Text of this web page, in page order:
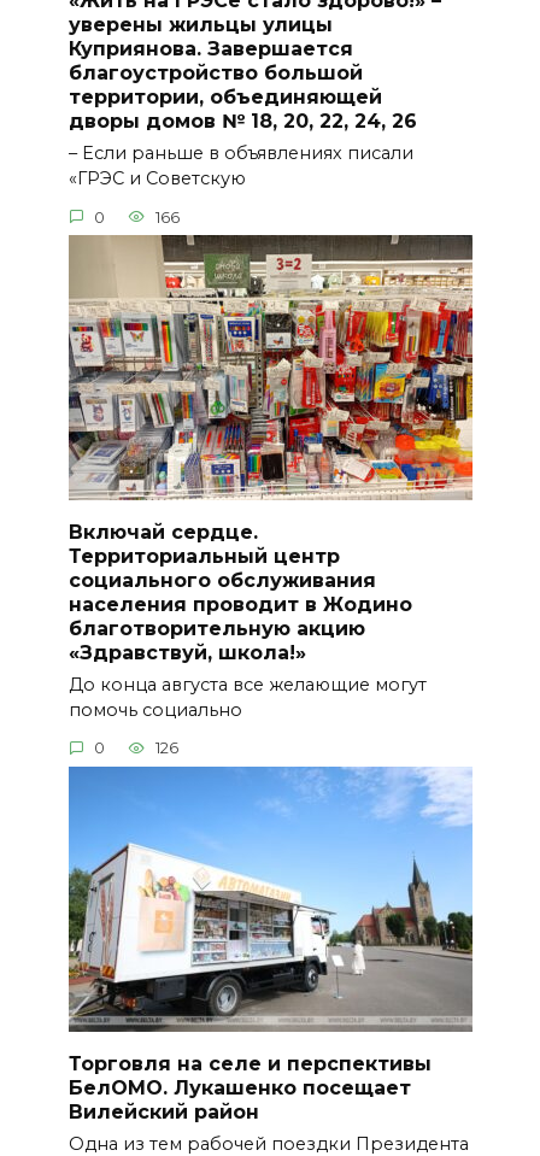
уверены жильцы улицы
Куприянова. Завершается
благоустройство большой
территории, объединяющей
дворы домов № 18, 20, 22, 24, 26
– Если раньше в объявлениях писали
«ГРЭС и Советскую
0 166
Включай сердце.
Территориальный центр
социального обслуживания
населения проводит в Жодино
благотворительную акцию
«Здравствуй, школа!»
До конца августа все желающие могут
помочь социально
0 126
Торговля на селе и перспективы
БелОМО. Лукашенко посещает
Вилейский район
Одна из тем рабочей поездки Президента